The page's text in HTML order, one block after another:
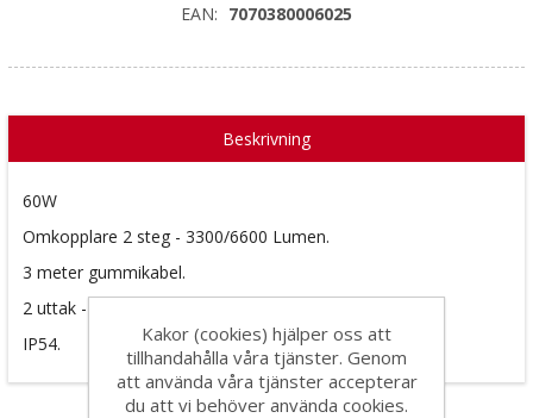
EAN: 7070380006025
Beskrivning
60W
Omkopplare 2 steg - 3300/6600 Lumen.
3 meter gummikabel.
2 uttak - Maks 3400W/16A.
IP54.
Kakor (cookies) hjälper oss att
tillhandahålla våra tjänster. Genom
att använda våra tjänster accepterar
du att vi behöver använda cookies.